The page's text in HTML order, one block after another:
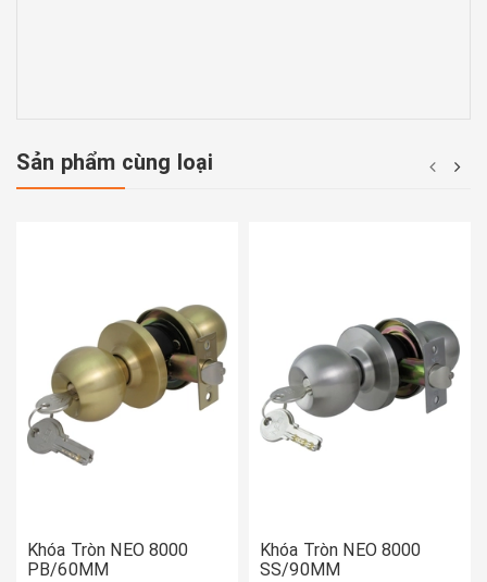
Sản phẩm cùng loại
Khóa Tròn NEO 8000
PB/60MM
Khóa Tròn NEO 8000
SS/90MM